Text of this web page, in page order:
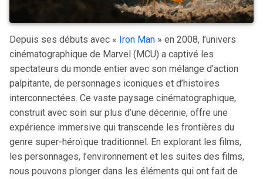
Depuis ses débuts avec « Iron Man » en 2008, l’univers
cinématographique de Marvel (MCU) a captivé les
spectateurs du monde entier avec son mélange d’action
palpitante, de personnages iconiques et d’histoires
interconnectées. Ce vaste paysage cinématographique,
construit avec soin sur plus d’une décennie, offre une
expérience immersive qui transcende les frontières du
genre super-héroïque traditionnel. En explorant les films,
les personnages, l’environnement et les suites des films,
nous pouvons plonger dans les éléments qui ont fait de